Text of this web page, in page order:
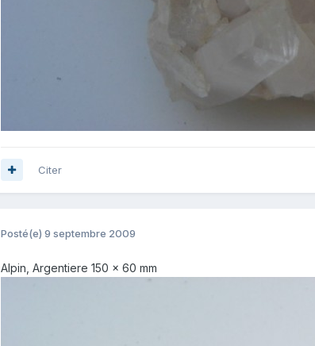
Citer
Posté(e) 9 septembre 2009
Alpin, Argentiere 150 x 60 mm